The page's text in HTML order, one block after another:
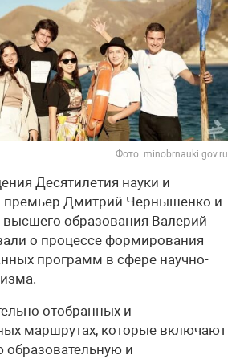
Фото: minobrnauki.gov.ru
Десятилетия науки и
премьер Дмитрий Чернышенко и
высшего образования Валерий
о процессе формирования
программ в сфере научно-
отобранных и
маршрутах, которые включают
и